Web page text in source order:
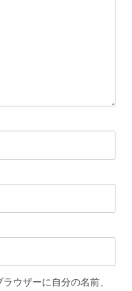
ウザーに自分の名前、